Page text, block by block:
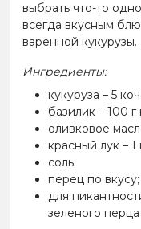
выбрать что-то
всегда вкусным
варенной кукурузы.
Ингредиенты:
кукуруза – 5
базилик – 100 г
оливковое
красный лук –
соль;
перец по вкусу;
для
зеленого